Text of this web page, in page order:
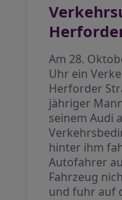
Am 28.
Uhr ein
Herforder
jähriger
seinem Audi
hinter ihm
Autofahrer
Fahrzeug
und fuhr auf